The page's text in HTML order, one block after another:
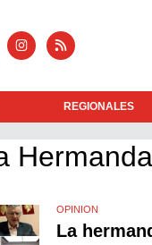
REGIONALES
OPINION
La